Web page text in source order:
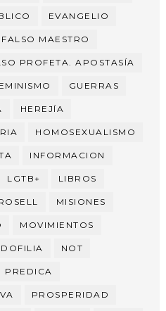
EVANGELIO
FALSO MAESTRO
PROFETA. APOSTASÍA
GUERRAS
HEREJÍA
HOMOSEXUALISMO
INFORMACION
LGTB+ LIBROS
MISIONES
MOVIMIENTOS
NOT
PREDICA
PROSPERIDAD